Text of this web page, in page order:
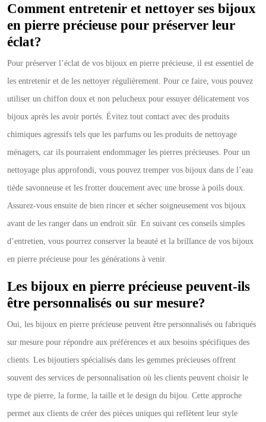
Comment entretenir et nettoyer ses bijoux
en pierre précieuse pour préserver leur
éclat?
Pour préserver l’éclat de vos bijoux en pierre précieuse, il est essentiel de
les entretenir et de les nettoyer régulièrement. Pour ce faire, vous pouvez
utiliser un chiffon doux et non pelucheux pour essuyer délicatement vos
bijoux après les avoir portés. Évitez tout contact avec des produits
chimiques agressifs tels que les parfums ou les produits de nettoyage
ménagers, car ils pourraient endommager les pierres précieuses. Pour un
nettoyage plus approfondi, vous pouvez tremper vos bijoux dans de l’eau
tiède savonneuse et les frotter doucement avec une brosse à poils doux.
Assurez-vous ensuite de bien rincer et sécher soigneusement vos bijoux
avant de les ranger dans un endroit sûr. En suivant ces conseils simples
d’entretien, vous pourrez conserver la beauté et la brillance de vos bijoux
en pierre précieuse pour les générations à venir.
Les bijoux en pierre précieuse peuvent-ils
être personnalisés ou sur mesure?
Oui, les bijoux en pierre précieuse peuvent être personnalisés ou fabriqués
sur mesure pour répondre aux préférences et aux besoins spécifiques des
clients. Les bijoutiers spécialisés dans les gemmes précieuses offrent
souvent des services de personnalisation où les clients peuvent choisir le
type de pierre, la forme, la taille et le design du bijou. Cette approche
permet aux clients de créer des pièces uniques qui reflètent leur style